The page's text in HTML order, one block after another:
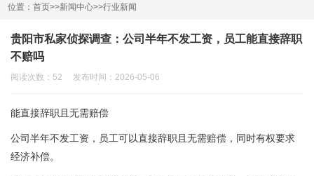
新闻中心
公司新闻
在线留言
联系我们
位置：首页>>新闻中心>>行业新闻
贵阳市私家侦探调查：公司半年不发工资，员工能直接辞职
不赔吗
阅读次数：52 发布时间：2026-05-06
能直接辞职且无需赔偿
公司半年不发工资，员工可以直接辞职且无需赔偿，同时有权要求
经济补偿。